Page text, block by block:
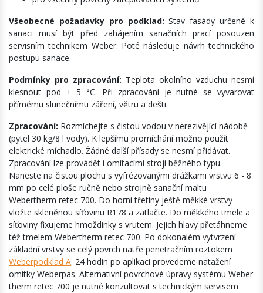
Všeobecné požadavky pro podklad: Stav fasády určené k
sanaci musí být před zahájením sanačních prací posouzen
servisním technikem Weber. Poté následuje návrh technického
postupu sanace.
Podmínky pro zpracování: Teplota okolního vzduchu nesmí
klesnout pod + 5 °C. Při zpracování je nutné se vyvarovat
přímému slunečnímu záření, větru a dešti.
Zpracování: Rozmíchejte s čistou vodou v nerezivějící nádobě
(pytel 30 kg/8 l vody). K lepšímu promíchání možno použít
elektrické míchadlo. Žádné další přísady se nesmí přidávat.
Zpracování lze provádět i omítacími stroji běžného typu.
Naneste na čistou plochu s vyfrézovanými drážkami vrstvu 6 - 8
mm po celé ploše ručně nebo strojně sanační maltu
Webertherm retec 700. Do horní třetiny ještě měkké vrstvy
vložte skleněnou síťovinu R178 a zatlačte. Do měkkého tmele a
síťoviny fixujeme hmoždinky s vrutem. Jejich hlavy přetáhneme
též tmelem Webertherm retec 700. Po dokonalém vytvrzení
základní vrstvy se celý povrch natře penetračním roztokem
Weberpodklad A. 24 hodin po aplikaci provedeme natažení
omítky Weberpas. Alternativní povrchové úpravy systému Weber
therm retec 700 je nutné konzultovat s technickým servisem